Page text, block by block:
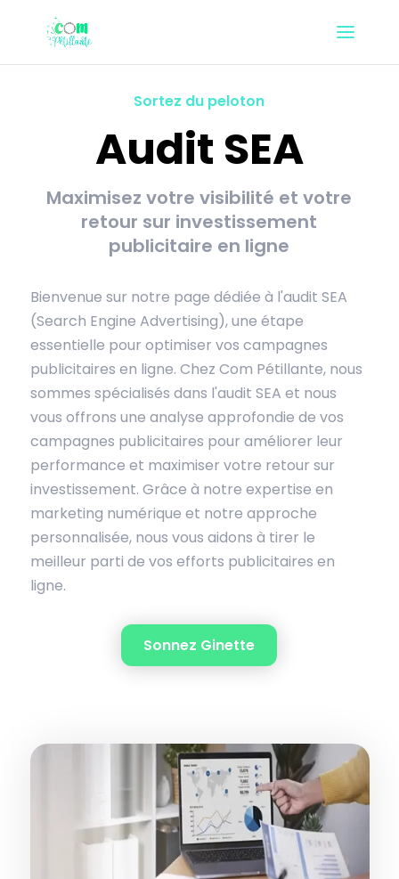
Sortez du peloton
Audit SEA
Maximisez votre visibilité et votre
retour sur investissement
publicitaire en ligne
Bienvenue sur notre page dédiée à l'audit SEA
(Search Engine Advertising), une étape
essentielle pour optimiser vos campagnes
publicitaires en ligne. Chez Com Pétillante, nous
sommes spécialisés dans l'audit SEA et nous
vous offrons une analyse approfondie de vos
campagnes publicitaires pour améliorer leur
performance et maximiser votre retour sur
investissement. Grâce à notre expertise en
marketing numérique et notre approche
personnalisée, nous vous aidons à tirer le
meilleur parti de vos efforts publicitaires en
ligne.
Sonnez Ginette